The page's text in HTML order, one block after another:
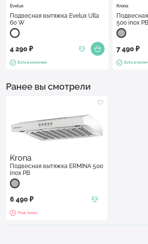
Evelux
Подвесная вытяжка Evelux Ulla
60 W
4 290 ₽
Есть в наличии
Krona
500 inox PB
7 490 ₽
Есть в
Ранее вы смотрели
Krona
Подвесная вытяжка ERMINA 500
inox PB
6 490 ₽
Под заказ